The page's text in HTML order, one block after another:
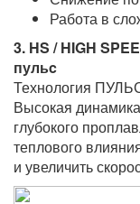
Работа в
3. HS / HIGH
пульc
Технология
Высокая
глубокого
теплового
и увеличить